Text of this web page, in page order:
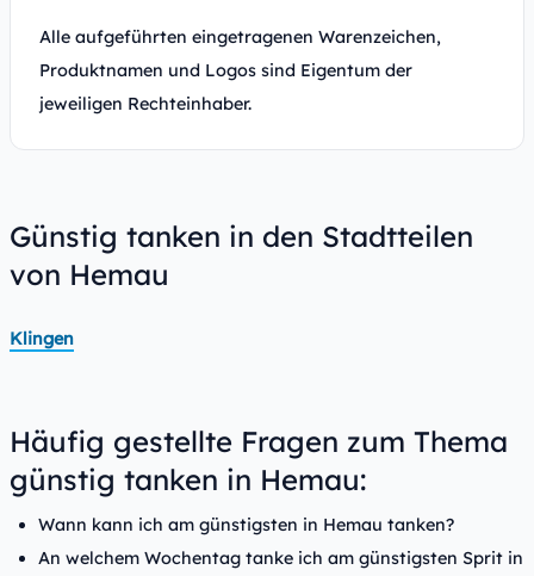
Alle aufgeführten eingetragenen Warenzeichen,
Produktnamen und Logos sind Eigentum der
jeweiligen Rechteinhaber.
Günstig tanken in den Stadtteilen
von Hemau
Klingen
Häufig gestellte Fragen zum Thema
günstig tanken in Hemau:
Wann kann ich am günstigsten in Hemau tanken?
An welchem Wochentag tanke ich am günstigsten Sprit in